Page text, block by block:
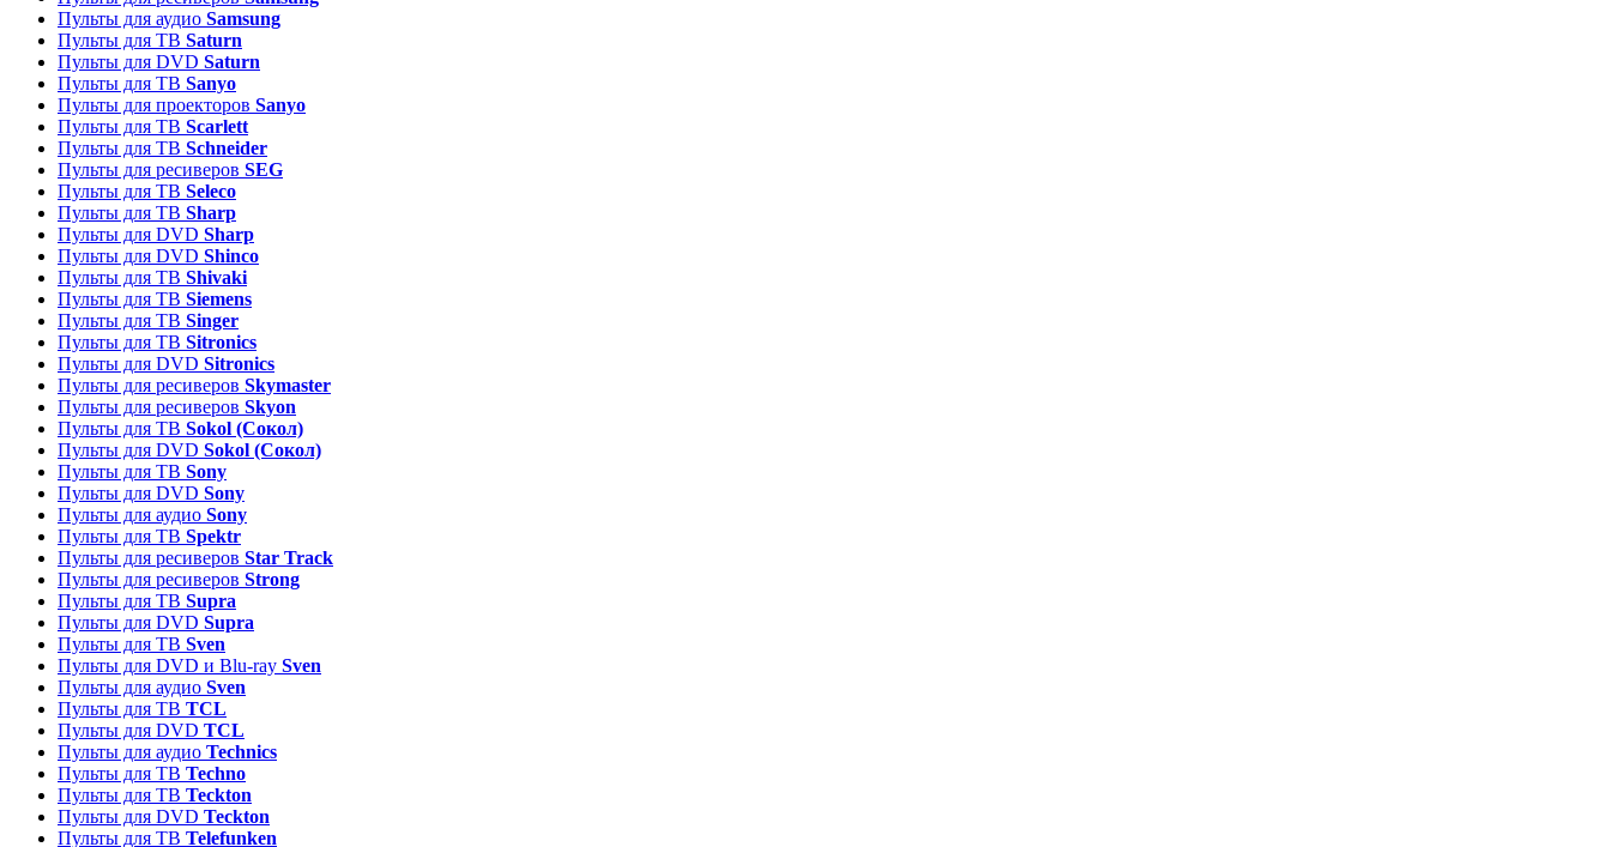
Пульты для аудио Samsung
Пульты для ТВ Saturn
Пульты для DVD Saturn
Пульты для ТВ Sanyo
Пульты для проекторов Sanyo
Пульты для ТВ Scarlett
Пульты для ТВ Schneider
Пульты для ресиверов SEG
Пульты для ТВ Seleco
Пульты для ТВ Sharp
Пульты для DVD Sharp
Пульты для DVD Shinco
Пульты для ТВ Shivaki
Пульты для ТВ Siemens
Пульты для ТВ Singer
Пульты для ТВ Sitronics
Пульты для DVD Sitronics
Пульты для ресиверов Skymaster
Пульты для ресиверов Skyon
Пульты для ТВ Sokol (Сокол)
Пульты для DVD Sokol (Сокол)
Пульты для ТВ Sony
Пульты для DVD Sony
Пульты для аудио Sony
Пульты для ТВ Spektr
Пульты для ресиверов Star Track
Пульты для ресиверов Strong
Пульты для ТВ Supra
Пульты для DVD Supra
Пульты для ТВ Sven
Пульты для DVD и Blu-ray Sven
Пульты для аудио Sven
Пульты для ТВ TCL
Пульты для DVD TCL
Пульты для аудио Technics
Пульты для ТВ Techno
Пульты для ТВ Teckton
Пульты для DVD Teckton
Пульты для ТВ Telefunken